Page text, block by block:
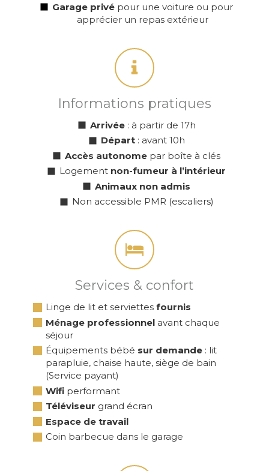
Garage privé pour une voiture ou pour
apprécier un repas extérieur
Informations pratiques
Arrivée: à partir de 17h
Départ: avant 10h
Accès autonome par boîte à clés
Logement non-fumeur à l’intérieur
Animaux non admis
Non accessible PMR (escaliers)
Services & confort
Linge de lit et serviettes fournis
Ménage professionnel avant chaque
séjour
Équipements bébé sur demande : lit
parapluie, chaise haute, siège de bain
(Service payant)
Wifi performant
Téléviseur grand écran
Espace de travail
Coin barbecue dans le garage